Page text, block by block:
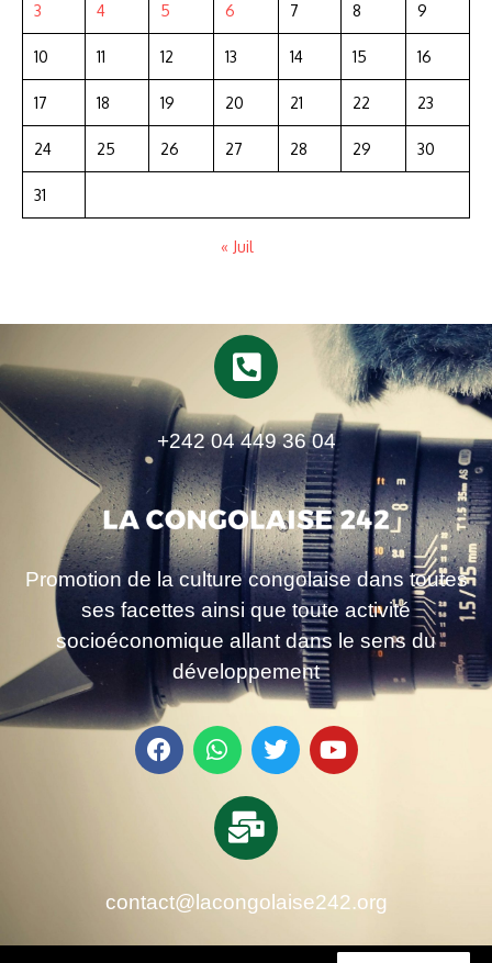
3 4 5 6 7 8 9
10 11 12 13 14 15 16
17 18 19 20 21 22 23
24 25 26 27 28 29 30
31
« Juil
+242 04 449 36 04
Promotion de la culture congolaise dans toutes
ses facettes ainsi que toute activité
socioéconomique allant dans le sens du
développement
contact@lacongolaise242.org